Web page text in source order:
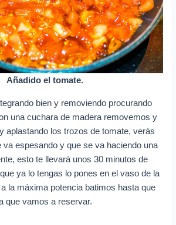
Añadido el tomate.
bien y removiendo procurando
una cuchara de madera removemos y
aplastando los trozos de tomate, verás
va espesando y que se va haciendo una
esto te llevará unos 30 minutos de
ya lo tengas lo pones en el vaso de la
la máxima potencia batimos hasta que
que vamos a reservar.